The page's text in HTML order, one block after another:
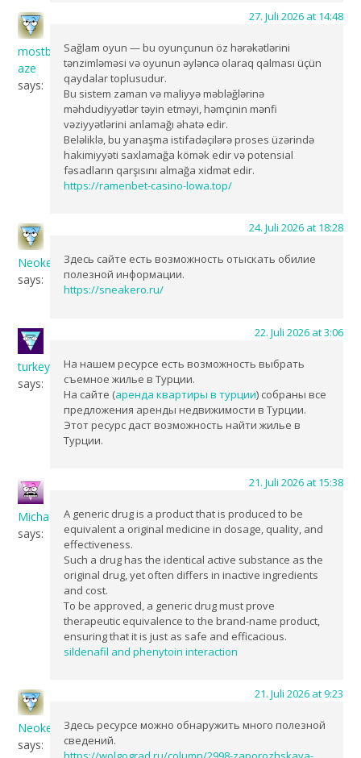
27. Juli 2026 at 14:48
mostbet
aze
says:
Sağlam oyun — bu oyunçunun öz hərəkətlərini
tənzimləməsi və oyunun əyləncə olaraq qalması üçün
qaydalar toplusudur.
Bu sistem zaman və maliyyə məbləğlərinə
məhdudiyyətlər təyin etməyi, həmçinin mənfi
vəziyyətlərini anlamağı əhatə edir.
Beləliklə, bu yanaşma istifadəçilərə proses üzərində
hakimiyyəti saxlamağa kömək edir və potensial
fəsadların qarşısını almağa xidmət edir.
https://ramenbet-casino-lowa.top/
24. Juli 2026 at 18:28
NeokeDes
says:
Здесь сайте есть возможность отыскать обилие
полезной информации.
https://sneakero.ru/
22. Juli 2026 at 3:06
turkeyapartment.com
says:
На нашем ресурсе есть возможность выбрать
съемное жилье в Турции.
На сайте (аренда квартиры в турции) собраны все
предложения аренды недвижимости в Турции.
Этот ресурс даст возможность найти жилье в
Турции.
21. Juli 2026 at 15:38
Michaelzek
says:
А generic drug is a product that is produced to be
equivalent a original medicine in dosage, quality, and
effectiveness.
Such a drug has the identical active substance as the
original drug, yet often differs in inactive ingredients
and cost.
To be approved, a generic drug must prove
therapeutic equivalence to the brand-name product,
ensuring that it is just as safe and efficacious.
sildenafil and phenytoin interaction
21. Juli 2026 at 9:23
NeokeDes
says:
Здесь ресурсе можно обнаружить много полезной
сведений.